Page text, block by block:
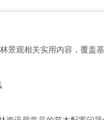
景观相关实用内容，覆盖